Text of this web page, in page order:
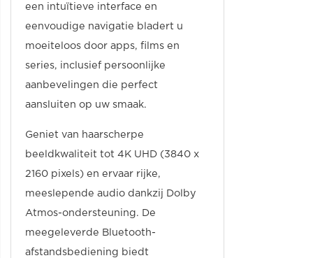
een intuïtieve interface en
eenvoudige navigatie bladert u
moeiteloos door apps, films en
series, inclusief persoonlijke
aanbevelingen die perfect
aansluiten op uw smaak.
Geniet van haarscherpe
beeldkwaliteit tot 4K UHD (3840 x
2160 pixels) en ervaar rijke,
meeslepende audio dankzij Dolby
Atmos-ondersteuning. De
meegeleverde Bluetooth-
afstandsbediening biedt